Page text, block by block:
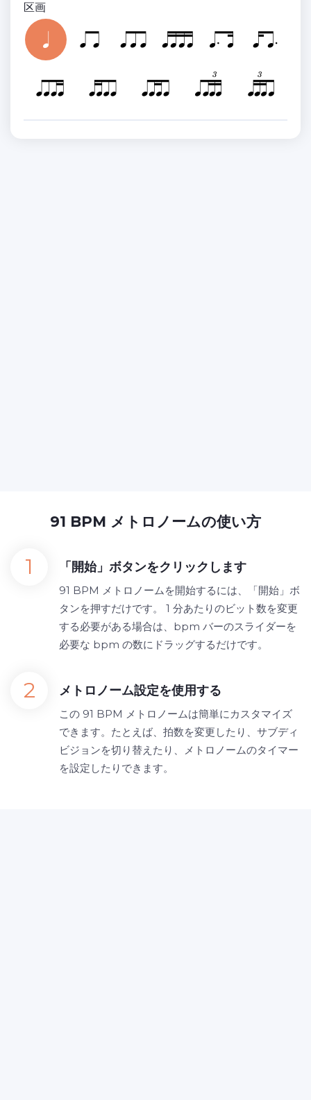
区画
91 BPM メトロノームの使い方
「開始」ボタンをクリックします
91 BPM メトロノームを開始するには、「開始」ボ
タンを押すだけです。 1 分あたりのビット数を変更
する必要がある場合は、bpm バーのスライダーを
必要な bpm の数にドラッグするだけです。
メトロノーム設定を使用する
この 91 BPM メトロノームは簡単にカスタマイズ
できます。たとえば、拍数を変更したり、サブディ
ビジョンを切り替えたり、メトロノームのタイマー
を設定したりできます。